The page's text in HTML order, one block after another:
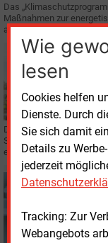
Wie
lesen
Cookies helfen
Dienste. Durch
Sie sich damit
Details zu
jederzeit
Tracking: Zur
Webangebots
Das
Maßnahmen zur
auf einer Fachtagung
Die Stadtwerke
Solarthermieanlage
eine weitere erneuerbare
Mehr